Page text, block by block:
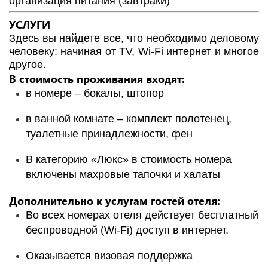
УСЛУГИ
Здесь вы найдете все, что необходимо деловому
человеку: начиная от TV, Wi-Fi интернет и многое
другое.
В стоимость проживания входят:
в номере – бокалы, штопор
в ванной комнате – комплект полотенец,
туалетные принадлежности, фен
В категорию «Люкс» в стоимость номера
включены махровые тапочки и халаты
Дополнительно к услугам гостей отеля:
Во всех номерах отеля действует бесплатный
беспроводной (Wi-Fi) доступ в интернет.
Оказывается визовая поддержка